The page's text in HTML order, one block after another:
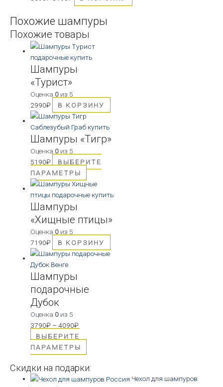
Похожие шампуры
Похожие товары
Шампуры
«Турист»
Оценка 0 из 5
2990₽ В КОРЗИНУ
Шампуры «Тигр»
Оценка 0 из 5
5190₽
ВЫБЕРИТЕ
ПАРАМЕТРЫ
Шампуры
«Хищные птицы»
Оценка 0 из 5
7190₽ В КОРЗИНУ
Шампуры
подарочные
Дубок
Оценка 0 из 5
3790₽ –4090₽
ВЫБЕРИТЕ
ПАРАМЕТРЫ
Скидки на подарки:
Чехол для шампуров